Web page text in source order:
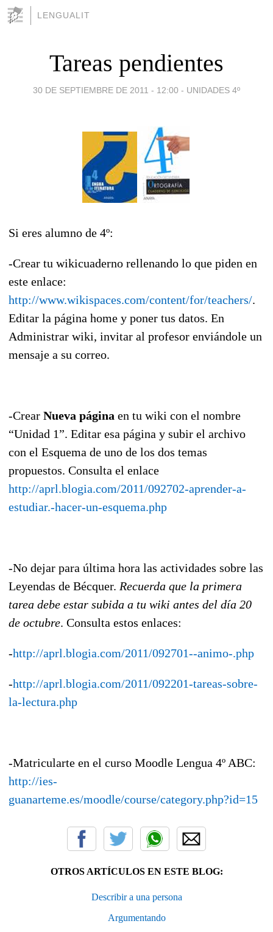
LENGUALIT
Tareas pendientes
30 DE SEPTIEMBRE DE 2011 - 12:00 - UNIDADES 4º
Si eres alumno de 4º:
-Crear tu wikicuaderno rellenando lo que piden en
este enlace:
http://www.wikispaces.com/content/for/teachers/.
Editar la página home y poner tus datos. En
Administrar wiki, invitar al profesor enviándole un
mensaje a su correo.
-Crear Nueva página en tu wiki con el nombre
“Unidad 1”. Editar esa página y subir el archivo
con el Esquema de uno de los dos temas
propuestos. Consulta el enlace
http://aprl.blogia.com/2011/092702-aprender-a-
estudiar.-hacer-un-esquema.php
-No dejar para última hora las actividades sobre las
Leyendas de Bécquer. Recuerda que la primera
tarea debe estar subida a tu wiki antes del día 20
de octubre. Consulta estos enlaces:
-http://aprl.blogia.com/2011/092701--animo-.php
-http://aprl.blogia.com/2011/092201-tareas-sobre-
la-lectura.php
-Matricularte en el curso Moodle Lengua 4º ABC:
http://ies-
guanarteme.es/moodle/course/category.php?id=15
OTROS ARTÍCULOS EN ESTE BLOG:
Describir a una persona
Argumentando